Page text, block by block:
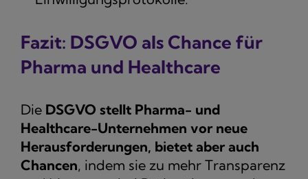
Fazit: DSGVO als Chance für
Pharma und Healthcare
Die DSGVO stellt Pharma- und
Healthcare-Unternehmen vor neue
Herausforderungen, bietet aber auch
Chancen, indem sie zu mehr Transparenz